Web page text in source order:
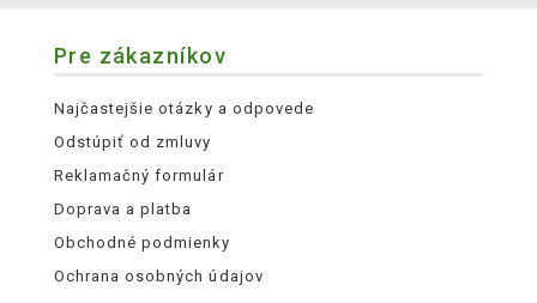
Pre zákazníkov
Najčastejšie otázky a odpovede
Odstúpiť od zmluvy
Reklamačný formulár
Doprava a platba
Obchodné podmienky
Ochrana osobných údajov